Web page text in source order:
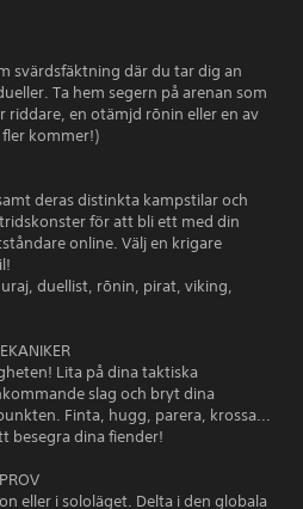
svärdsfäktning där du tar dig an
Ta hem segern på arenan som
riddare, en otämjd rōnin eller en av
kommer!)
deras distinkta kampstilar och
för att bli ett med din
online. Välj en krigare
duellist, rōnin, pirat, viking,
Lita på dina taktiska
slag och bryt dina
Finta, hugg, parera, krossa...
besegra dina fiender!
eller i sololäget. Delta i den globala